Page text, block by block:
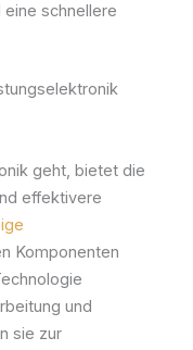
schnellere
geht, bietet die
effektivere
Komponenten
und
sie zur